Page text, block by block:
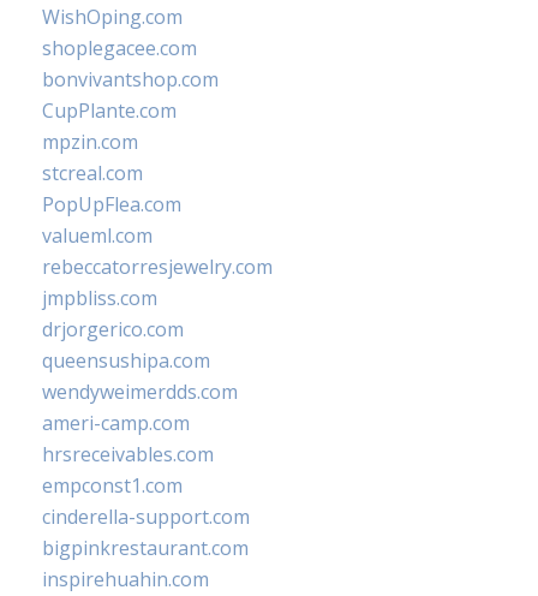
WishOping.com
shoplegacee.com
bonvivantshop.com
CupPlante.com
mpzin.com
stcreal.com
PopUpFlea.com
valueml.com
rebeccatorresjewelry.com
jmpbliss.com
drjorgerico.com
queensushipa.com
wendyweimerdds.com
ameri-camp.com
hrsreceivables.com
empconst1.com
cinderella-support.com
bigpinkrestaurant.com
inspirehuahin.com